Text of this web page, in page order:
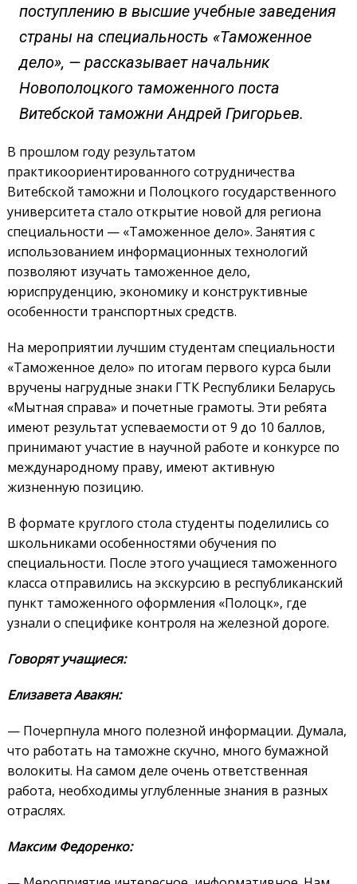
поступлению в высшие учебные заведения
страны на специальность «Таможенное
дело», — рассказывает начальник
Новополоцкого таможенного поста
Витебской таможни Андрей Григорьев.
В прошлом году результатом
практикоориентированного сотрудничества
Витебской таможни и Полоцкого государственного
университета стало открытие новой для региона
специальнос­ти — «Таможенное дело». Занятия с
использованием информационных технологий
позволяют изучать таможенное дело,
юриспруденцию, экономику и конструктивные
особенности транспортных средств.
На мероприятии лучшим студентам специальности
«Таможенное дело» по итогам первого курса были
вручены нагрудные знаки ГТК Рес­публики Беларусь
«Мытная справа» и почетные грамоты. Эти ребята
имеют результат успеваемости от 9 до 10 баллов,
принимают участие в научной работе и конкурсе по
международному праву, имеют активную
жизненную позицию.
В формате круглого стола студенты поделились со
школьниками особенностями обучения по
специальности. После этого учащиеся таможенного
класса отправились на экскурсию в республиканский
пункт таможенного оформления «Полоцк», где
узнали о специфике контроля на железной дороге.
Говорят учащиеся:
Елизавета Авакян:
— Почерпнула много полезной информации. Думала,
что работать на таможне скучно, много бумажной
волокиты. На самом деле очень ответственная
работа, необходимы углубленные знания в разных
отраслях.
Максим Федоренко: